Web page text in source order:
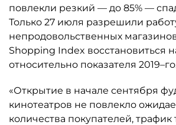
повлекли резкий — до 85% —
Только 27 июля разрешили
непродовольственных
Shopping Index восстановиться
относительно показателя
«Открытие в начале сентября
кинотеатров не повлекло
количества покупателей, трафик